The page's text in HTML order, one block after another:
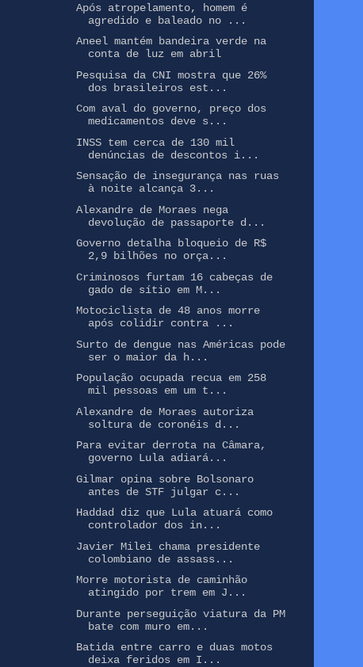
Após atropelamento, homem é
agredido e baleado no ...
Aneel mantém bandeira verde na
conta de luz em abril
Pesquisa da CNI mostra que 26%
dos brasileiros est...
Com aval do governo, preço dos
medicamentos deve s...
INSS tem cerca de 130 mil
denúncias de descontos i...
Sensação de insegurança nas ruas
à noite alcança 3...
Alexandre de Moraes nega
devolução de passaporte d...
Governo detalha bloqueio de R$
2,9 bilhões no orça...
Criminosos furtam 16 cabeças de
gado de sítio em M...
Motociclista de 48 anos morre
após colidir contra ...
Surto de dengue nas Américas pode
ser o maior da h...
População ocupada recua em 258
mil pessoas em um t...
Alexandre de Moraes autoriza
soltura de coronéis d...
Para evitar derrota na Câmara,
governo Lula adiará...
Gilmar opina sobre Bolsonaro
antes de STF julgar c...
Haddad diz que Lula atuará como
controlador dos in...
Javier Milei chama presidente
colombiano de assass...
Morre motorista de caminhão
atingido por trem em J...
Durante perseguição viatura da PM
bate com muro em...
Batida entre carro e duas motos
deixa feridos em I...